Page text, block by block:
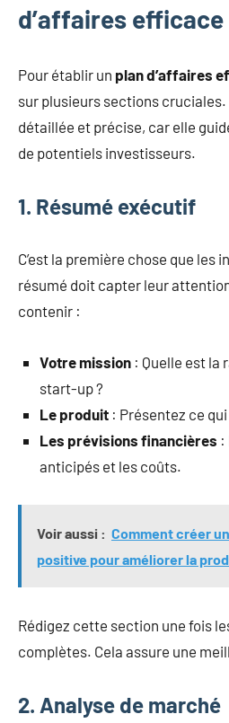
d’affaires efficace
Pour établir un plan d’affaires
sur plusieurs sections
détaillée et précise, car elle
de potentiels investisseurs.
1. Résumé exécutif
C’est la première chose que les
résumé doit capter leur
contenir :
Votre mission : Quelle est la
start-up ?
Le produit : Présentez ce
Les prévisions financières :
anticipés et les coûts.
Voir aussi : Comment créer
positive pour améliorer la
Rédigez cette section une fois
complètes. Cela assure une
2. Analyse de marché